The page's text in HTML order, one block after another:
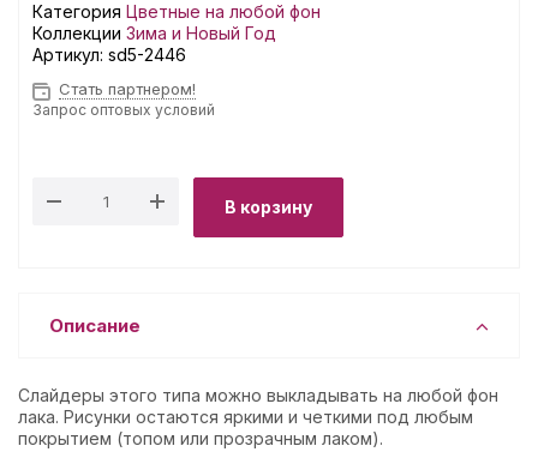
Категория Цветные на любой фон
Коллекции Зима и Новый Год
Артикул: sd5-2446
Стать партнером!
Запрос оптовых условий
В корзину
Описание
Слайдеры этого типа можно выкладывать на любой фон
лака. Рисунки остаются яркими и четкими под любым
покрытием (топом или прозрачным лаком).